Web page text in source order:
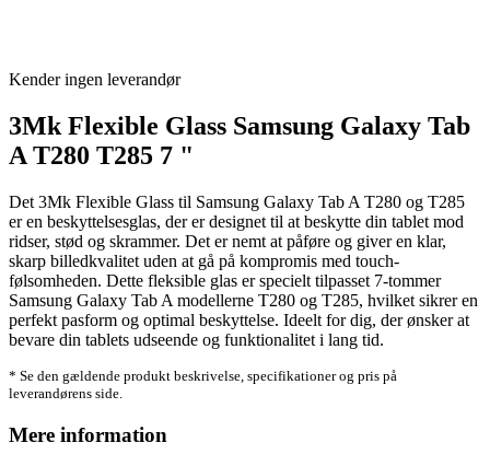
Kender ingen leverandør
3Mk Flexible Glass Samsung Galaxy Tab
A T280 T285 7 "
Det 3Mk Flexible Glass til Samsung Galaxy Tab A T280 og T285
er en beskyttelsesglas, der er designet til at beskytte din tablet mod
ridser, stød og skrammer. Det er nemt at påføre og giver en klar,
skarp billedkvalitet uden at gå på kompromis med touch-
følsomheden. Dette fleksible glas er specielt tilpasset 7-tommer
Samsung Galaxy Tab A modellerne T280 og T285, hvilket sikrer en
perfekt pasform og optimal beskyttelse. Ideelt for dig, der ønsker at
bevare din tablets udseende og funktionalitet i lang tid.
* Se den gældende produkt beskrivelse, specifikationer og pris på
leverandørens side.
Mere information